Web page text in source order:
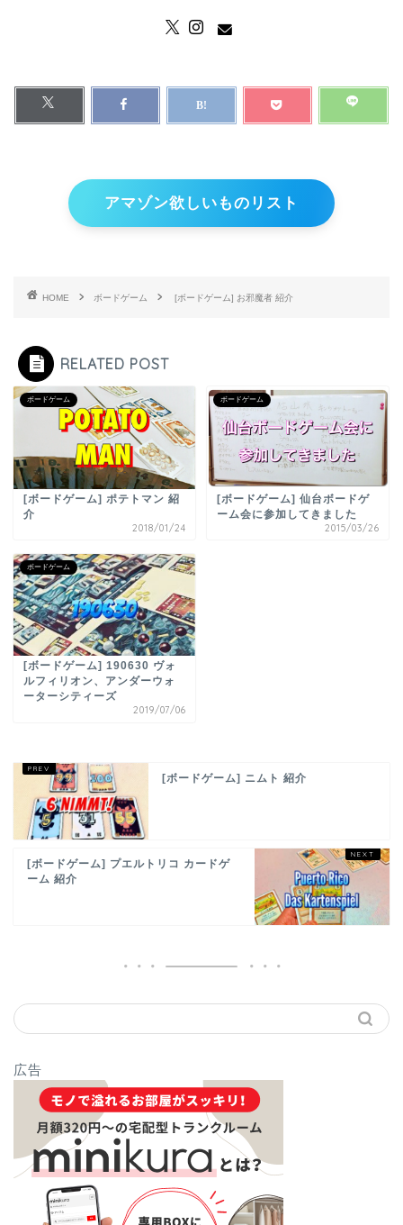
アマゾン欲しいものリスト
HOME ボードゲーム [ボードゲーム] お邪魔者 紹介
RELATED POST
ボードゲーム
[ボードゲーム] ポテトマン 紹
介
2018/01/24
ボードゲーム
[ボードゲーム] 仙台ボードゲ
ーム会に参加してきました
2015/03/26
ボードゲーム
[ボードゲーム] 190630 ヴォ
ルフィリオン、アンダーウォ
ーターシティーズ
2019/07/06
[ボードゲーム] ニムト 紹介
[ボードゲーム] プエルトリコ カードゲ
ーム 紹介
広告